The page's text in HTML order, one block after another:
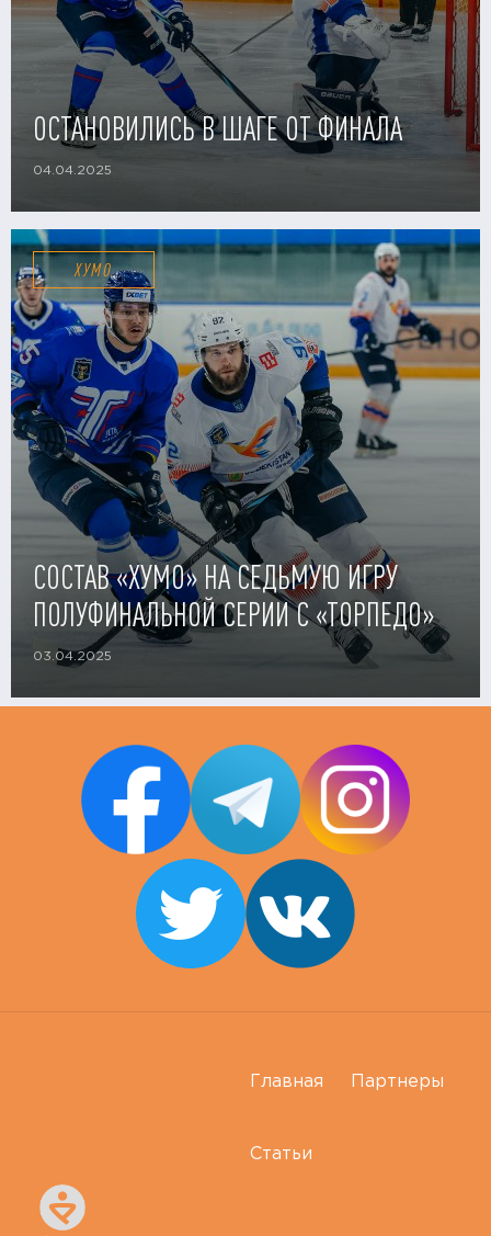
ОСТАНОВИЛИСЬ В ШАГЕ ОТ ФИНАЛА
04.04.2025
ХУМО
СОСТАВ «ХУМО» НА СЕДЬМУЮ ИГРУ
ПОЛУФИНАЛЬНОЙ СЕРИИ С «ТОРПЕДО»
03.04.2025
Главная Партнеры
Статьи